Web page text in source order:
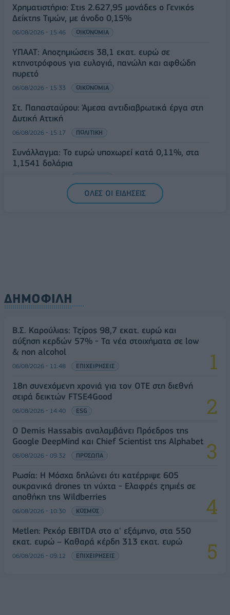
Χρηματιστήριο: Στις 2.627,95 μονάδες ο Γενικός
Δείκτης Τιμών, με άνοδο 0,15%
06/08/2026 - 15:46 ΟΙΚΟΝΟΜΙΑ
ΥΠΑΑΤ: Αποζημιώσεις 38,1 εκατ. ευρώ σε
κτηνοτρόφους για ευλογιά, πανώλη και αφθώδη
πυρετό
06/08/2026 - 15:33 ΟΙΚΟΝΟΜΙΑ
Στ. Παπασταύρου: Άμεσα αντιδιαβρωτικά έργα στη
Δυτική Αττική
06/08/2026 - 15:17 ΠΟΛΙΤΙΚΗ
Συνάλλαγμα: Το ευρώ υποχωρεί κατά 0,11%, στα
1,1541 δολάρια
ΟΛΕΣ ΟΙ ΕΙΔΗΣΕΙΣ
ΔΗΜΟΦΙΛΗ
Β.Σ. Καρούλιας: Τζίρος 98,7 εκατ. ευρώ και
αύξηση κερδών 57% - Τα νέα στοιχήματα σε low
& non alcohol
06/08/2026 - 11:48 ΕΠΙΧΕΙΡΗΣΕΙΣ
18η συνεχόμενη χρονιά για τον ΟΤΕ στη διεθνή
σειρά δεικτών FTSE4Good
06/08/2026 - 14:40 ESG
Ο Demis Hassabis αναλαμβάνει Πρόεδρος της
Google DeepMind και Chief Scientist της Alphabet
06/08/2026 - 09:32 ΠΡΟΣΩΠΑ
Ρωσία: Η Μόσχα δηλώνει ότι κατέρριψε 605
ουκρανικά drones τη νύχτα - Ελαφρές ζημιές σε
αποθήκη της Wildberries
06/08/2026 - 10:30 ΚΟΣΜΟΣ
Metlen: Ρεκόρ EBITDA στο α' εξάμηνο, στα 550
εκατ. ευρώ – Καθαρά κέρδη 313 εκατ. ευρώ
06/08/2026 - 09:12 ΕΠΙΧΕΙΡΗΣΕΙΣ